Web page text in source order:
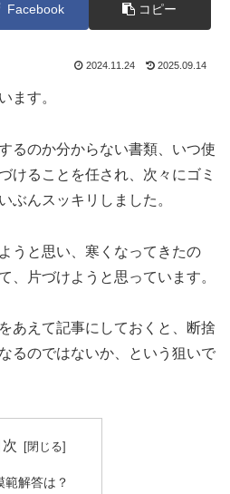
Facebook コピー
2024.11.24 2025.09.14
ます。
るのか分からない書類、いつ使
けることを任され、次々にゴミ
ぶんスッキリしました。
うと思い、寒くなってきたの
、片づけようと思っています。
あえて記事にしておくと、断捨
るのではないか、という狙いで
次
範解答は？